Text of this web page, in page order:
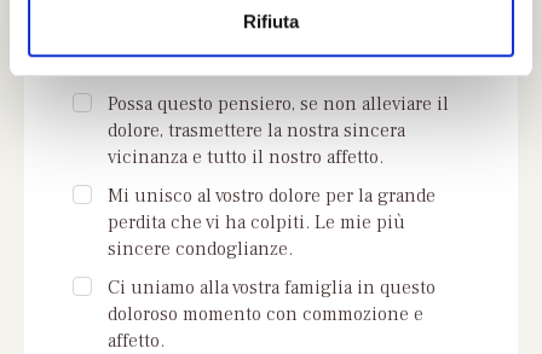
Rifiuta
colpito la vostra famiglia.
Possa questo pensiero, se non alleviare il
dolore, trasmettere la nostra sincera
vicinanza e tutto il nostro affetto.
Mi unisco al vostro dolore per la grande
perdita che vi ha colpiti. Le mie più
sincere condoglianze.
Ci uniamo alla vostra famiglia in questo
doloroso momento con commozione e
affetto.